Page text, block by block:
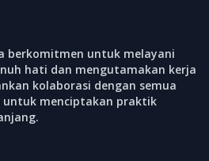
berkomitmen untuk melayani
hati dan mengutamakan kerja
kolaborasi dengan semua
untuk menciptakan praktik